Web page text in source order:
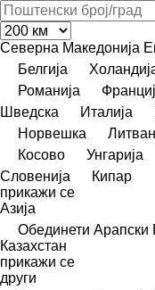
Северна Македонија
Белгија
Романија
Шведска
Италија
Норвешка
Косово
Унгарија
Словенија
Кипар
прикажи се
Азија
Обединети Арапски
Казахстан
прикажи се
други